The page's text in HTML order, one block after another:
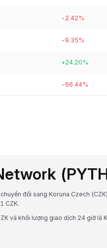
-2.42%
-9.35%
+24.20%
-66.44%
đổi sang Koruna Czech
CZK.
và khối lượng giao dịch 24 giờ là